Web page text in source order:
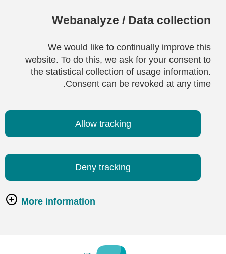
Webanalyze / Data collection
We would like to continually improve this
website. To do this, we ask for your consent to
the statistical collection of usage information.
Consent can be revoked at any time.
Allow tracking
Deny tracking
More information